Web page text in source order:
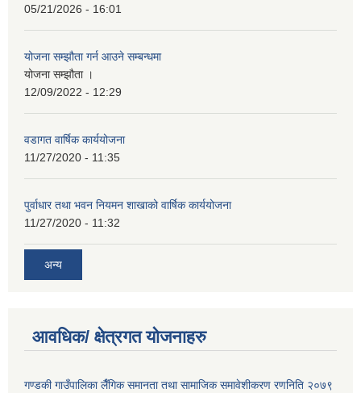
05/21/2026 - 16:01
योजना सम्झौता गर्न आउने सम्बन्धमा
योजना सम्झौता ।
12/09/2022 - 12:29
वडागत वार्षिक कार्ययोजना
11/27/2020 - 11:35
पुर्वाधार तथा भवन नियमन शाखाको वार्षिक कार्ययोजना
11/27/2020 - 11:32
अन्य
आवधिक/ क्षेत्रगत योजनाहरु
गण्डकी गाउँपालिका लैँगिक समानता तथा सामाजिक समावेशीकरण रणनिति २०७९